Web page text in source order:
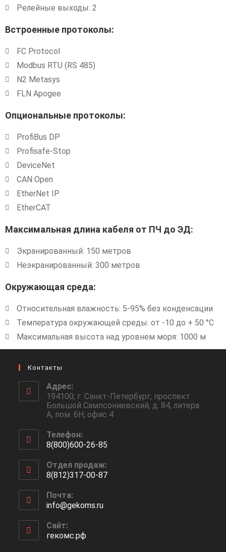
Релейные выходы: 2
Встроенные протоколы:
FC Protocol
Modbus RTU (RS 485)
N2 Metasys
FLN Apogee
Опциональные протоколы:
ProfiBus DP
Profisafe-Stop
DeviceNet
CAN Open
EtherNet IP
EtherCAT
Максимальная длина кабеля от ПЧ до ЭД:
Экранированный: 150 метров
Неэкранированный: 300 метров
Окружающая среда:
Относительная влажность: 5-95% без конденсации
Температура окружающей среды: от -10 до + 50 °С
Максимальная высота над уровнем моря: 1000 м
Контакты
Адрес:
194100, г. Санкт-Петербург, проспект
Большой Сампсониевский, д. 84, литера
А, пом. 6Н, офис 4
Телефон:
8(800)600-26-85
Отдел продаж:
8(812)317-00-87
Почта:
info@gekoms.ru
Сайт:
гекомс.рф